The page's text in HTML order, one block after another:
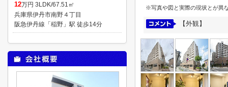
※写真や図と実際の現状とが異
【外観】
12万円 3LDK/67.51㎡
兵庫県伊丹市南野４丁目
阪急伊丹線「稲野」駅 徒歩14分